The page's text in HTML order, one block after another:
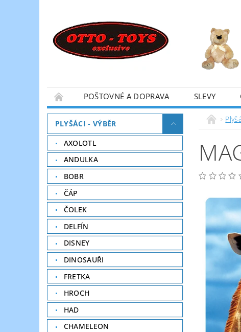
POŠTOVNÉ A DOPRAVA SLEVY
PLYŠÁCI - VÝBĚR
AXOLOTL
ANDULKA
BOBR
ČÁP
ČOLEK
DELFÍN
DISNEY
DINOSAUŘI
FRETKA
HROCH
HAD
CHAMELEON